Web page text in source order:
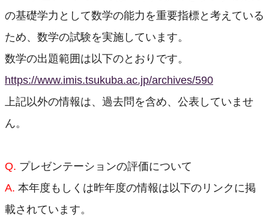
の基礎学力として数学の能力を重要指標と考えている
ため、数学の試験を実施しています。
数学の出題範囲は以下のとおりです。
https://www.imis.tsukuba.ac.jp/archives/590
上記以外の情報は、過去問を含め、公表していませ
ん。
Q. プレゼンテーションの評価について
A. 本年度もしくは昨年度の情報は以下のリンクに掲
載されています。